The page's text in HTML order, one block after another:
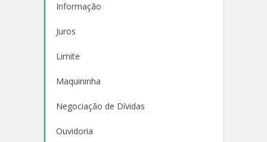
Informação
Juros
Limite
Maquininha
Negociação de Dívidas
Ouvidoria